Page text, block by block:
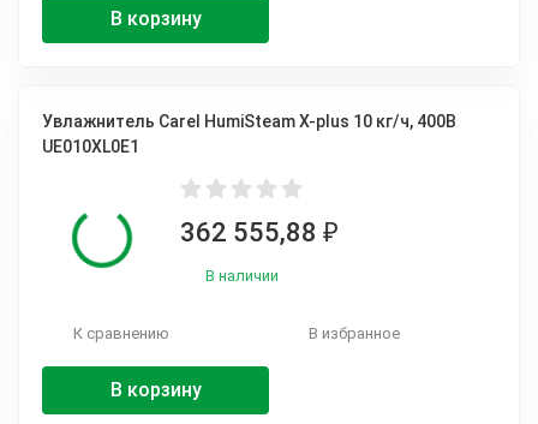
В корзину
Увлажнитель Carel HumiSteam X-plus 10 кг/ч, 400В
UE010XL0E1
362 555,88 ₽
В наличии
К сравнению В избранное
В корзину